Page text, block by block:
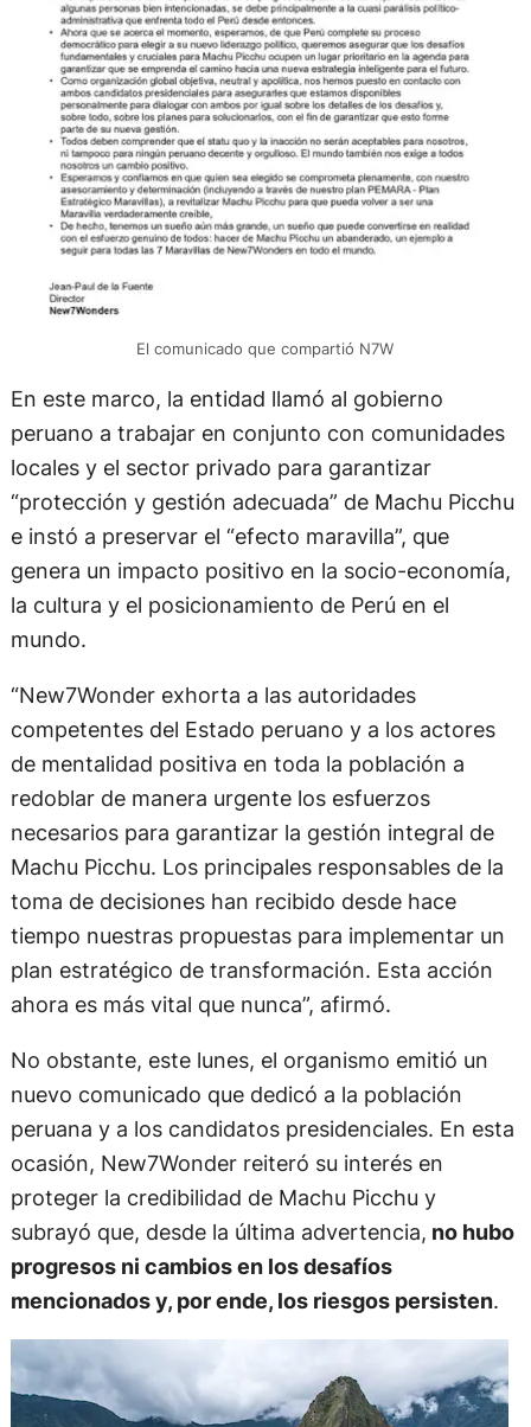
El comunicado que compartió N7W
En este marco, la entidad llamó al gobierno
peruano a trabajar en conjunto con comunidades
locales y el sector privado para garantizar
“protección y gestión adecuada” de Machu Picchu
e instó a preservar el “efecto maravilla”, que
genera un impacto positivo en la socio-economía,
la cultura y el posicionamiento de Perú en el
mundo.
“New7Wonder exhorta a las autoridades
competentes del Estado peruano y a los actores
de mentalidad positiva en toda la población a
redoblar de manera urgente los esfuerzos
necesarios para garantizar la gestión integral de
Machu Picchu. Los principales responsables de la
toma de decisiones han recibido desde hace
tiempo nuestras propuestas para implementar un
plan estratégico de transformación. Esta acción
ahora es más vital que nunca”, afirmó.
No obstante, este lunes, el organismo emitió un
nuevo comunicado que dedicó a la población
peruana y a los candidatos presidenciales. En esta
ocasión, New7Wonder reiteró su interés en
proteger la credibilidad de Machu Picchu y
subrayó que, desde la última advertencia, no hubo
progresos ni cambios en los desafíos
mencionados y, por ende, los riesgos persisten.